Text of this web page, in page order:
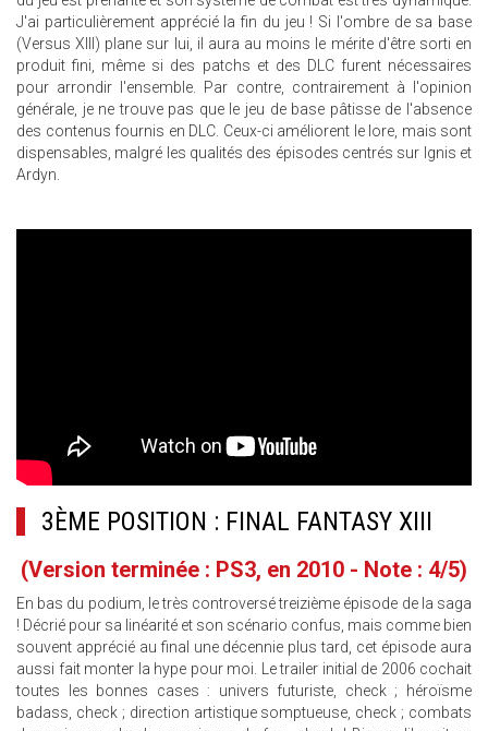
J'ai particulièrement apprécié la fin du jeu ! Si l'ombre de sa base
(Versus XIII) plane sur lui, il aura au moins le mérite d'être sorti en
produit fini, même si des patchs et des DLC furent nécessaires
pour arrondir l'ensemble. Par contre, contrairement à l'opinion
générale, je ne trouve pas que le jeu de base pâtisse de l'absence
des contenus fournis en DLC. Ceux-ci améliorent le lore, mais sont
dispensables, malgré les qualités des épisodes centrés sur Ignis et
Ardyn.
3ÈME POSITION : FINAL FANTASY XIII
(Version terminée : PS3, en 2010 - Note : 4/5)
En bas du podium, le très controversé treizième épisode de la saga
! Décrié pour sa linéarité et son scénario confus, mais comme bien
souvent apprécié au final une décennie plus tard, cet épisode aura
aussi fait monter la hype pour moi. Le trailer initial de 2006 cochait
toutes les bonnes cases : univers futuriste, check ; héroïsme
badass, check ; direction artistique somptueuse, check ; combats